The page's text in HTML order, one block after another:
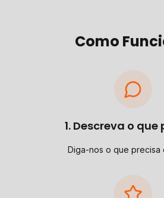
Como
1. Descreva o que
Diga-nos o que precisa